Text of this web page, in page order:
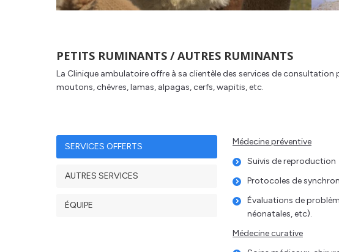
PETITS RUMINANTS / AUTRES RUMINANTS
La Clinique ambulatoire offre à sa clientèle des services de
moutons, chèvres, lamas, alpagas, cerfs, wapitis, etc.
SERVICES OFFERTS
AUTRES SERVICES
ÉQUIPE
Médecine préventive
Suivis de reproduction
Protocoles de
Évaluations de
néonatales, etc).
Médecine curative